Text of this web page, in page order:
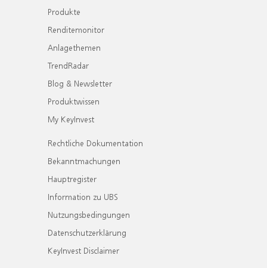
Produkte
Renditemonitor
Anlagethemen
TrendRadar
Blog & Newsletter
Produktwissen
My KeyInvest
Rechtliche Dokumentation
Bekanntmachungen
Hauptregister
Information zu UBS
Nutzungsbedingungen
Datenschutzerklärung
KeyInvest Disclaimer